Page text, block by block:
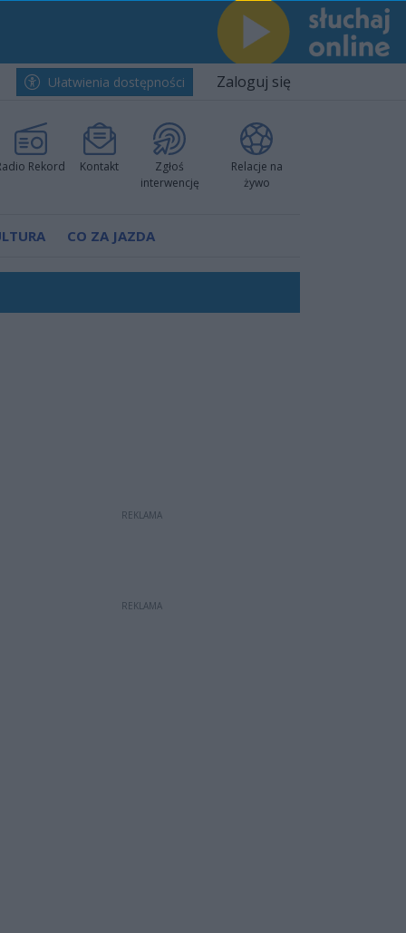
Ułatwienia dostępności Zaloguj się
Rekord Kontakt
Zgłoś
interwencję
Relacje na
żywo
CO ZA JAZDA
nową sportową tradycję"
REKLAMA
REKLAMA